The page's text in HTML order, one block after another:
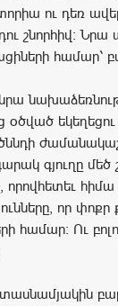
ու դեռ
շնորհիվ։ Նրա
համար՝
օծված
գյուղը մեծ
որովհետեւ հիմա
որ փոքր
համար։ Ու